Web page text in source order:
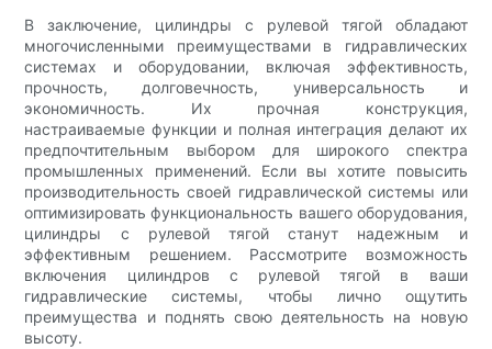
В заключение, цилиндры с рулевой тягой обладают
многочисленными преимуществами в гидравлических
системах и оборудовании, включая эффективность,
прочность, долговечность, универсальность и
экономичность. Их прочная конструкция,
настраиваемые функции и полная интеграция делают их
предпочтительным выбором для широкого спектра
промышленных применений. Если вы хотите повысить
производительность своей гидравлической системы или
оптимизировать функциональность вашего оборудования,
цилиндры с рулевой тягой станут надежным и
эффективным решением. Рассмотрите возможность
включения цилиндров с рулевой тягой в ваши
гидравлические системы, чтобы лично ощутить
преимущества и поднять свою деятельность на новую
высоту.